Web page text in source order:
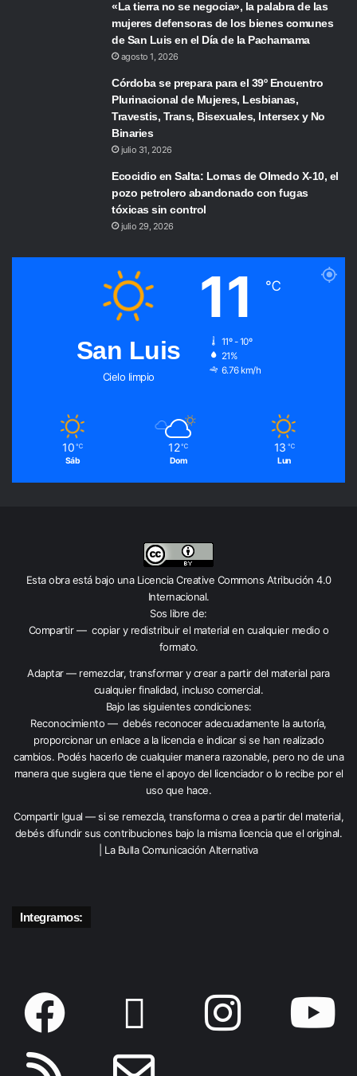
«La tierra no se negocia», la palabra de las
mujeres defensoras de los bienes comunes
de San Luis en el Día de la Pachamama
agosto 1, 2026
Córdoba se prepara para el 39º Encuentro
Plurinacional de Mujeres, Lesbianas,
Travestis, Trans, Bisexuales, Intersex y No
Binaries
julio 31, 2026
Ecocidio en Salta: Lomas de Olmedo X-10, el
pozo petrolero abandonado con fugas
tóxicas sin control
julio 29, 2026
San Luis
Cielo limpio
11 ℃
11º - 10º
21%
6.76 km/h
10 ℃
Sáb
12 ℃
Dom
13 ℃
Lun
Esta obra está bajo una Licencia Creative Commons Atribución 4.0
Internacional.
Sos libre de:
Compartir — copiar y redistribuir el material en cualquier medio o
formato.
Adaptar — remezclar, transformar y crear a partir del material para
cualquier finalidad, incluso comercial.
Bajo las siguientes condiciones:
Reconocimiento — debés reconocer adecuadamente la autoría,
proporcionar un enlace a la licencia e indicar si se han realizado
cambios. Podés hacerlo de cualquier manera razonable, pero no de una
manera que sugiera que tiene el apoyo del licenciador o lo recibe por el
uso que hace.
Compartir Igual — si se remezcla, transforma o crea a partir del material,
debés difundir sus contribuciones bajo la misma licencia que el original.
| La Bulla Comunicación Alternativa
Integramos: